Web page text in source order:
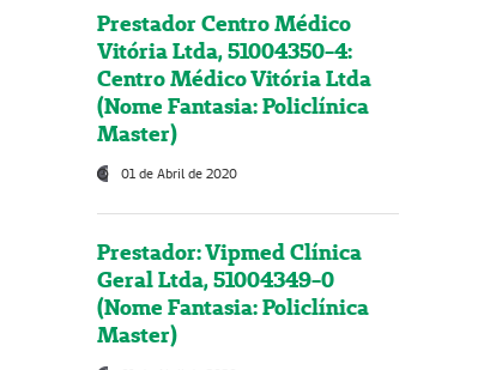
Prestador Centro Médico
Vitória Ltda, 51004350-4:
Centro Médico Vitória Ltda
(Nome Fantasia: Policlínica
Master)
01 de Abril de 2020
Prestador: Vipmed Clínica
Geral Ltda, 51004349-0
(Nome Fantasia: Policlínica
Master)